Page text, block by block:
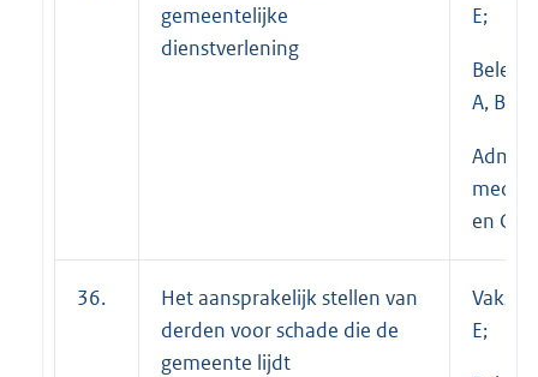
gemeentelijke
dienstverlening
E;
A, B en
en C
36.
Het aansprakelijk stellen van
derden voor schade die de
gemeente lijdt
E;